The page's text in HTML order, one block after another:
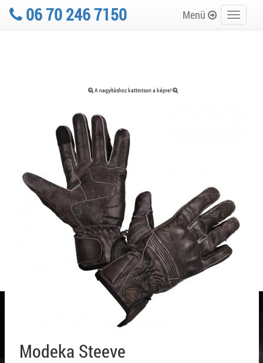
Toggle
06 70 246 7150 Menü
A nagyításhoz kattintson a képre!
Modeka Steeve